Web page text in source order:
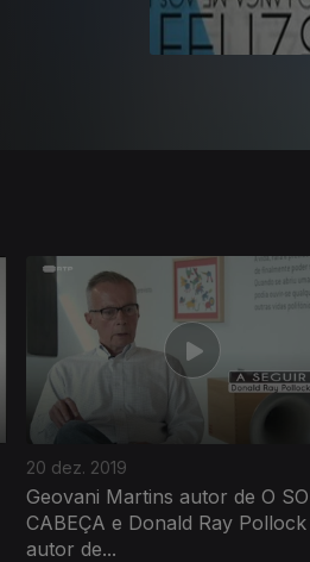
20 dez. 2019
Geovani Martins autor de O
CABEÇA e Donald Ray Pollock
autor de...